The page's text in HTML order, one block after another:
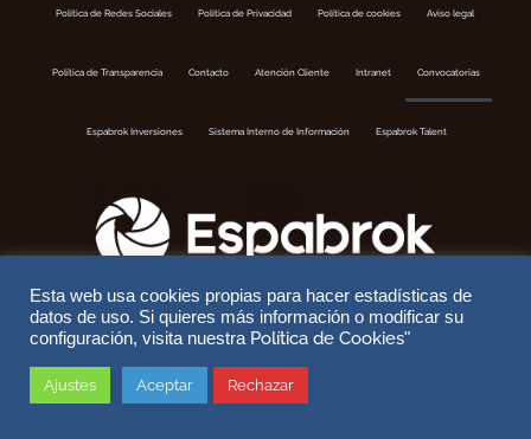
Política de Redes Sociales Politica de Privacidad Política de cookies Aviso legal
Política de Transparencia Contacto Atención Cliente Intranet Convocatorias
Espabrok Inversiones Sistema Interno de Información Espabrok Talent
Copyright © 2026 ESPABROK | Correduria de Seguros S.A | Nº Registro DGSFP J-302 | Website by
Esta web usa cookies propias para hacer estadísticas de
datos de uso. Si quieres más información o modificar su
configuración, visita nuestra Política de Cookies"
Ajustes Aceptar Rechazar